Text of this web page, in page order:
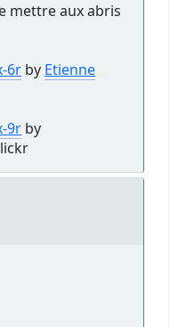
mettre aux abris
6r by Etienne
9r by